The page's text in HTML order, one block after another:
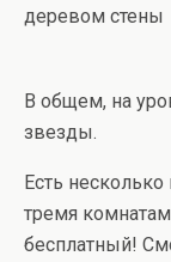
деревом стены
В общем, на
звезды.
Есть
тремя
бесплатный!